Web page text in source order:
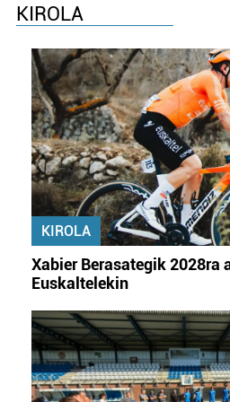
KIROLA
KIROLA
Xabier Berasategik 2028ra
Euskaltelekin